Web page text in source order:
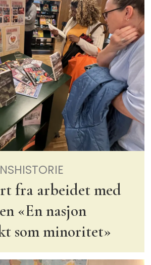
fra arbeidet med
«En nasjon
som minoritet»